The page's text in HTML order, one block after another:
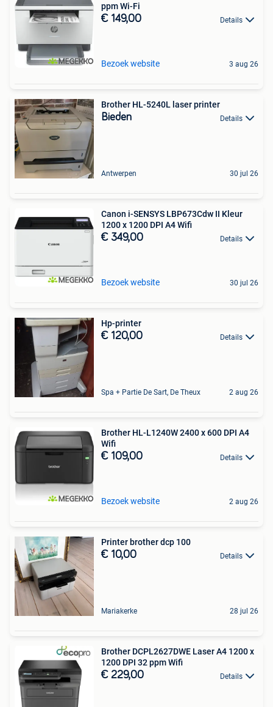
ppm Wi-Fi
€ 149,00 Details
Bezoek website 3 aug 26
Brother HL-5240L laser printer
Bieden Details
Antwerpen 30 jul 26
Canon i-SENSYS LBP673Cdw II Kleur
1200 x 1200 DPI A4 Wifi
€ 349,00 Details
Bezoek website 30 jul 26
Hp-printer
€ 120,00 Details
Spa + Partie De Sart, De Theux 2 aug 26
Brother HL-L1240W 2400 x 600 DPI A4
Wifi
€ 109,00 Details
Bezoek website 2 aug 26
Printer brother dcp 100
€ 10,00 Details
Mariakerke 28 jul 26
Brother DCPL2627DWE Laser A4 1200 x
1200 DPI 32 ppm Wifi
€ 229,00 Details